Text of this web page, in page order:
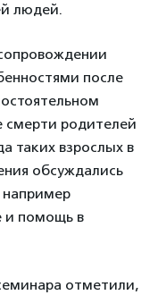
людей.
после
смерти родителей
таких взрослых в
обсуждались
и помощь в
отметили,